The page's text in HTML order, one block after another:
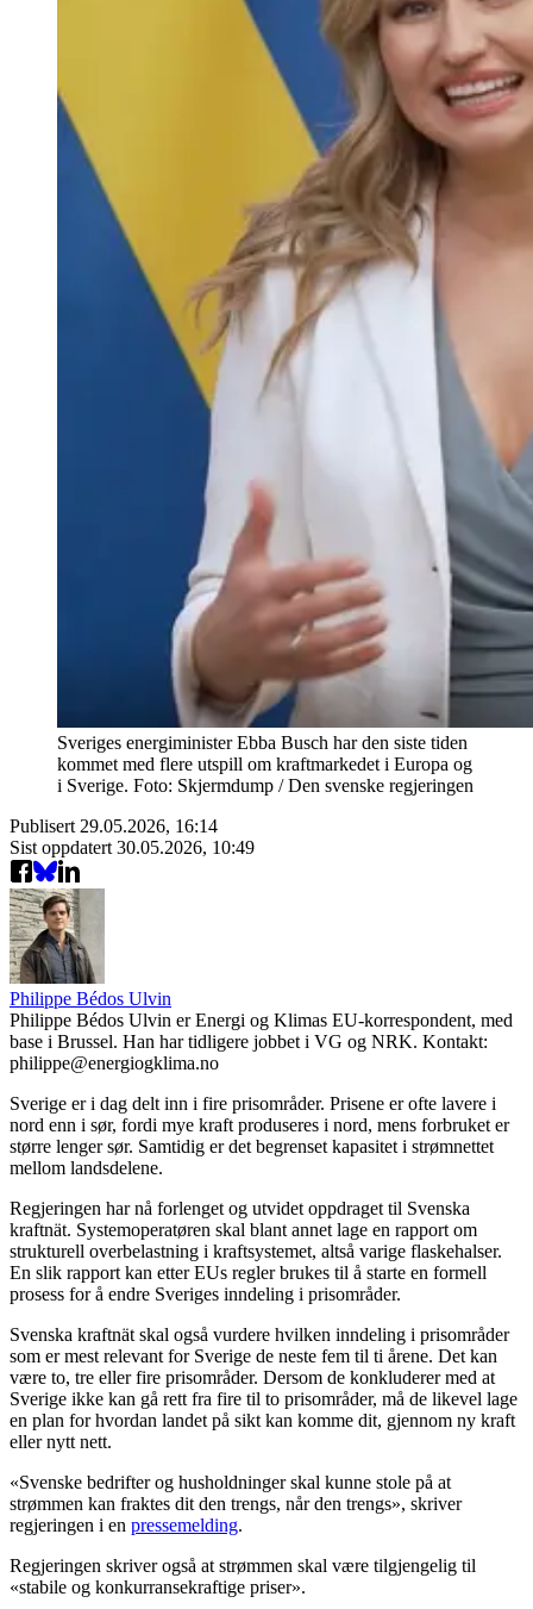
Sveriges energiminister Ebba Busch har den siste tiden
kommet med flere utspill om kraftmarkedet i Europa og
i Sverige. Foto: Skjermdump / Den svenske regjeringen
Publisert 29.05.2026, 16:14
Sist oppdatert 30.05.2026, 10:49
Philippe Bédos Ulvin
Philippe Bédos Ulvin er Energi og Klimas EU-korrespondent, med
base i Brussel. Han har tidligere jobbet i VG og NRK. Kontakt:
philippe@energiogklima.no
Sverige er i dag delt inn i fire prisområder. Prisene er ofte lavere i
nord enn i sør, fordi mye kraft produseres i nord, mens forbruket er
større lenger sør. Samtidig er det begrenset kapasitet i strømnettet
mellom landsdelene.
Regjeringen har nå forlenget og utvidet oppdraget til Svenska
kraftnät. Systemoperatøren skal blant annet lage en rapport om
strukturell overbelastning i kraftsystemet, altså varige flaskehalser.
En slik rapport kan etter EUs regler brukes til å starte en formell
prosess for å endre Sveriges inndeling i prisområder.
Svenska kraftnät skal også vurdere hvilken inndeling i prisområder
som er mest relevant for Sverige de neste fem til ti årene. Det kan
være to, tre eller fire prisområder. Dersom de konkluderer med at
Sverige ikke kan gå rett fra fire til to prisområder, må de likevel lage
en plan for hvordan landet på sikt kan komme dit, gjennom ny kraft
eller nytt nett.
«Svenske bedrifter og husholdninger skal kunne stole på at
strømmen kan fraktes dit den trengs, når den trengs», skriver
regjeringen i en pressemelding.
Regjeringen skriver også at strømmen skal være tilgjengelig til
«stabile og konkurransekraftige priser».